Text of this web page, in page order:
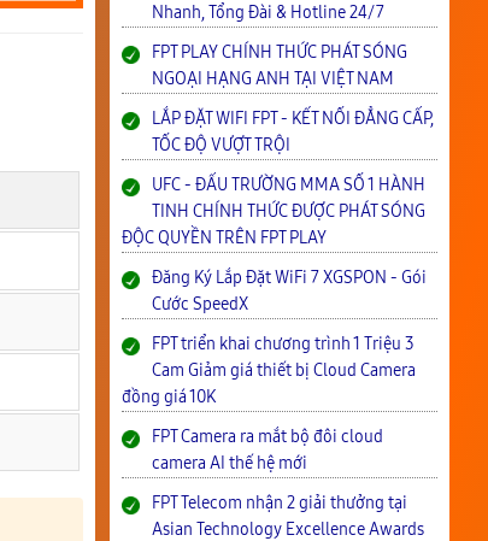
Nhanh, Tổng Đài & Hotline 24/7
FPT PLAY CHÍNH THỨC PHÁT SÓNG
NGOẠI HẠNG ANH TẠI VIỆT NAM
LẮP ĐẶT WIFI FPT - KẾT NỐI ĐẲNG CẤP,
TỐC ĐỘ VƯỢT TRỘI
UFC - ĐẤU TRƯỜNG MMA SỐ 1 HÀNH
TINH CHÍNH THỨC ĐƯỢC PHÁT SÓNG
ĐỘC QUYỀN TRÊN FPT PLAY
Đăng Ký Lắp Đặt WiFi 7 XGSPON - Gói
Cước SpeedX
FPT triển khai chương trình 1 Triệu 3
Cam Giảm giá thiết bị Cloud Camera
đồng giá 10K
FPT Camera ra mắt bộ đôi cloud
camera AI thế hệ mới
FPT Telecom nhận 2 giải thưởng tại
Asian Technology Excellence Awards